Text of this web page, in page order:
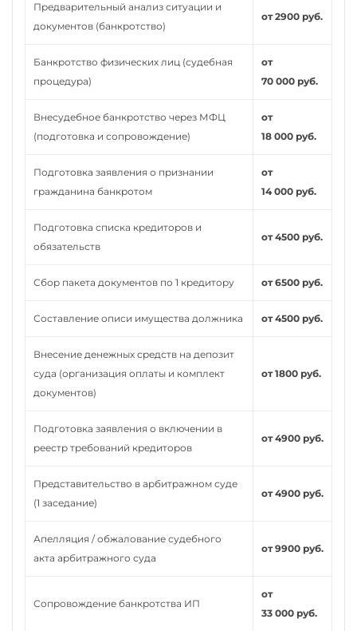
Предварительный анализ ситуации и
документов (банкротство)
от 2900 руб.
Банкротство физических лиц (судебная
процедура)
от
70 000 руб.
Внесудебное банкротство через МФЦ
(подготовка и сопровождение)
от
18 000 руб.
Подготовка заявления о признании
гражданина банкротом
от
14 000 руб.
Подготовка списка кредиторов и
обязательств
от 4500 руб.
Сбор пакета документов по 1 кредитору от 6500 руб.
Составление описи имущества должника от 4500 руб.
Внесение денежных средств на депозит
суда (организация оплаты и комплект
документов)
от 1800 руб.
Подготовка заявления о включении в
реестр требований кредиторов
от 4900 руб.
Представительство в арбитражном суде
(1 заседание)
от 4900 руб.
Апелляция / обжалование судебного
акта арбитражного суда
от 9900 руб.
Сопровождение банкротства ИП
от
33 000 руб.